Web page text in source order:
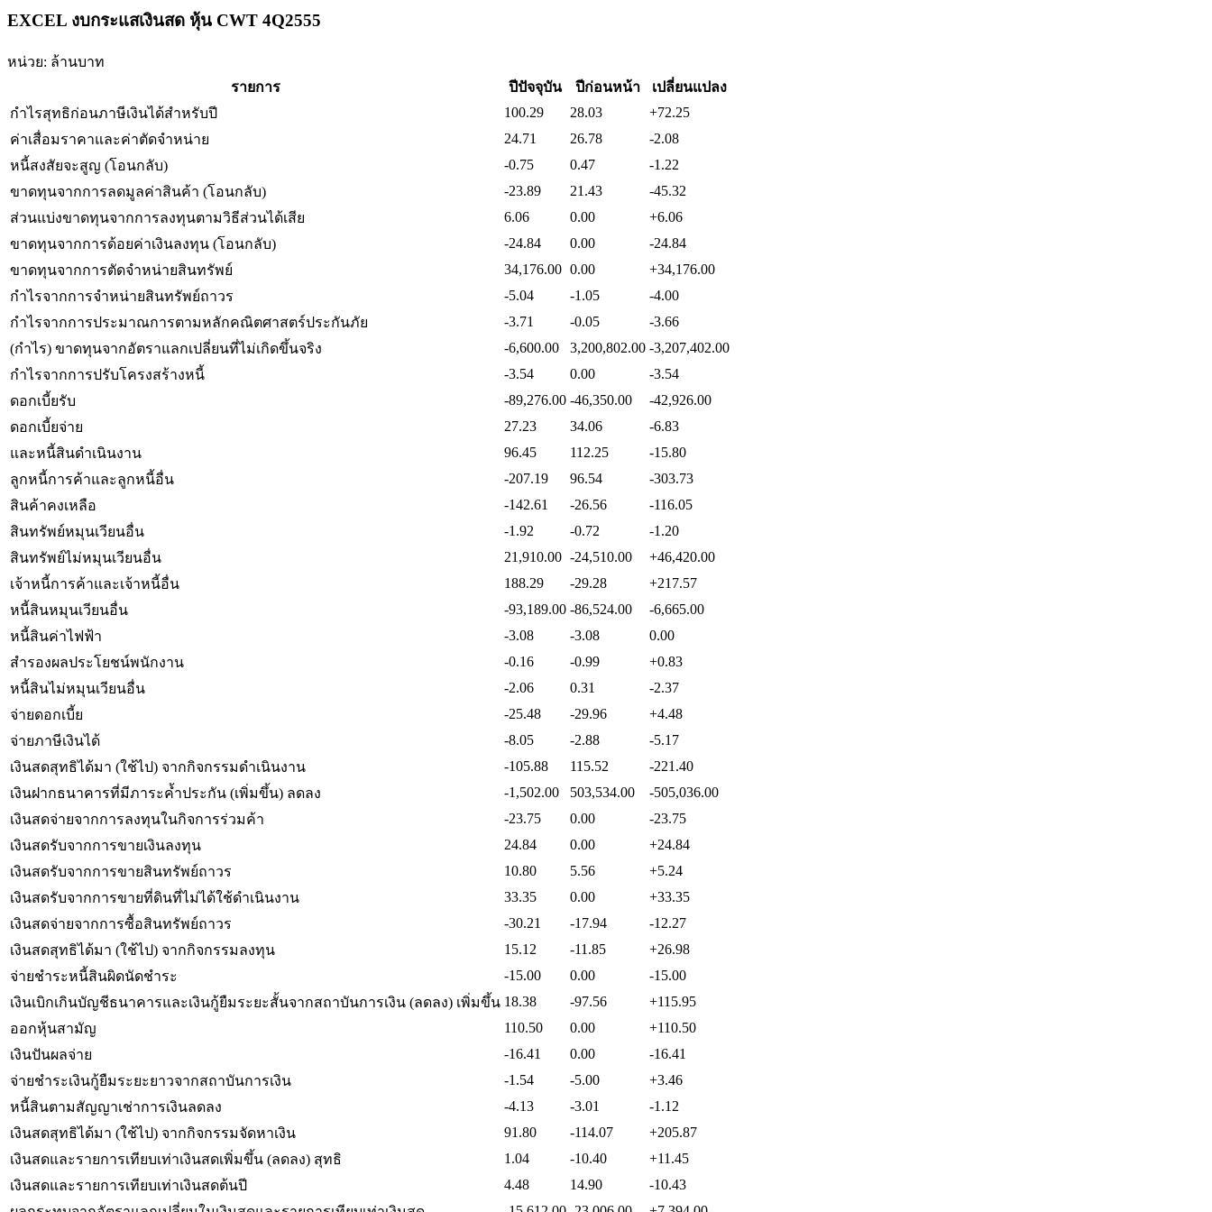
EXCEL งบกระแสเงินสด หุ้น CWT 4Q2555
หน่วย: ล้านบาท
รายการ
ปีปัจจุบัน ปีก่อนหน้า
เปลี่ยนแปลง
กำไรสุทธิก่อนภาษีเงินได้สำหรับปี
100.29 28.03
+72.25
ค่าเสื่อมราคาและค่าตัดจำหน่าย
24.71 26.78
-2.08
หนี้สงสัยจะสูญ (โอนกลับ)
-0.75 0.47
-1.22
ขาดทุนจากการลดมูลค่าสินค้า (โอนกลับ)
-23.89 21.43
-45.32
ส่วนแบ่งขาดทุนจากการลงทุนตามวิธีส่วนได้เสีย
6.06 0.00
+6.06
ขาดทุนจากการด้อยค่าเงินลงทุน (โอนกลับ)
-24.84 0.00
-24.84
ขาดทุนจากการตัดจำหน่ายสินทรัพย์
34,176.00 0.00
+34,176.00
กำไรจากการจำหน่ายสินทรัพย์ถาวร
-5.04 -1.05
-4.00
กำไรจากการประมาณการตามหลักคณิตศาสตร์ประกันภัย
-3.71 -0.05
-3.66
(กำไร) ขาดทุนจากอัตราแลกเปลี่ยนที่ไม่เกิดขึ้นจริง
-6,600.00 3,200,802.00 -3,207,402.00
กำไรจากการปรับโครงสร้างหนี้
-3.54 0.00
-3.54
ดอกเบี้ยรับ
-89,276.00 -46,350.00
-42,926.00
ดอกเบี้ยจ่าย
27.23 34.06
-6.83
และหนี้สินดำเนินงาน
96.45 112.25
-15.80
ลูกหนี้การค้าและลูกหนี้อื่น
-207.19 96.54
-303.73
สินค้าคงเหลือ
-142.61 -26.56
-116.05
สินทรัพย์หมุนเวียนอื่น
-1.92 -0.72
-1.20
สินทรัพย์ไม่หมุนเวียนอื่น
21,910.00 -24,510.00
+46,420.00
เจ้าหนี้การค้าและเจ้าหนี้อื่น
188.29 -29.28
+217.57
หนี้สินหมุนเวียนอื่น
-93,189.00 -86,524.00
-6,665.00
หนี้สินค่าไฟฟ้า
-3.08 -3.08
0.00
สำรองผลประโยชน์พนักงาน
-0.16 -0.99
+0.83
หนี้สินไม่หมุนเวียนอื่น
-2.06 0.31
-2.37
จ่ายดอกเบี้ย
-25.48 -29.96
+4.48
จ่ายภาษีเงินได้
-8.05 -2.88
-5.17
เงินสดสุทธิได้มา (ใช้ไป) จากกิจกรรมดำเนินงาน
-105.88 115.52
-221.40
เงินฝากธนาคารที่มีภาระค้ำประกัน (เพิ่มขึ้น) ลดลง
-1,502.00 503,534.00
-505,036.00
เงินสดจ่ายจากการลงทุนในกิจการร่วมค้า
-23.75 0.00
-23.75
เงินสดรับจากการขายเงินลงทุน
24.84 0.00
+24.84
เงินสดรับจากการขายสินทรัพย์ถาวร
10.80 5.56
+5.24
เงินสดรับจากการขายที่ดินที่ไม่ได้ใช้ดำเนินงาน
33.35 0.00
+33.35
เงินสดจ่ายจากการซื้อสินทรัพย์ถาวร
-30.21 -17.94
-12.27
เงินสดสุทธิได้มา (ใช้ไป) จากกิจกรรมลงทุน
15.12 -11.85
+26.98
จ่ายชำระหนี้สินผิดนัดชำระ
-15.00 0.00
-15.00
เงินเบิกเกินบัญชีธนาคารและเงินกู้ยืมระยะสั้นจากสถาบันการเงิน (ลดลง) เพิ่มขึ้น 18.38 -97.56
+115.95
ออกหุ้นสามัญ
110.50 0.00
+110.50
เงินปันผลจ่าย
-16.41 0.00
-16.41
จ่ายชำระเงินกู้ยืมระยะยาวจากสถาบันการเงิน
-1.54 -5.00
+3.46
หนี้สินตามสัญญาเช่าการเงินลดลง
-4.13 -3.01
-1.12
เงินสดสุทธิได้มา (ใช้ไป) จากกิจกรรมจัดหาเงิน
91.80 -114.07
+205.87
เงินสดและรายการเทียบเท่าเงินสดเพิ่มขึ้น (ลดลง) สุทธิ
1.04 -10.40
+11.45
เงินสดและรายการเทียบเท่าเงินสดต้นปี
4.48 14.90
-10.43